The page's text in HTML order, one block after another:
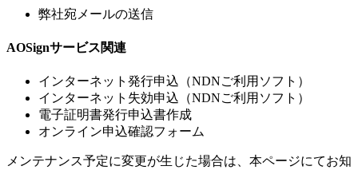
弊社宛メールの送信
AOSignサービス関連
インターネット発行申込（NDNご利用ソフト）
インターネット失効申込（NDNご利用ソフト）
電子証明書発行申込書作成
オンライン申込確認フォーム
メンテナンス予定に変更が生じた場合は、本ページにてお知